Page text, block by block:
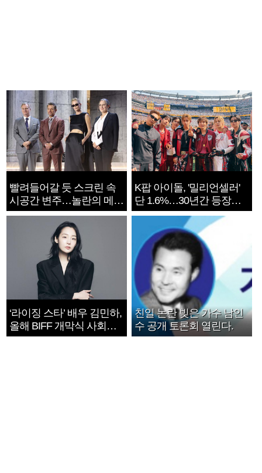
빨려들어갈 듯 스크린 속
시공간 변주…놀란의 메시
지는 ‘전쟁 속죄’
K팝 아이돌, '밀리언셀러'
단 1.6%…30년간 등장
1182개팀 전수조사
‘라이징 스타’ 배우 김민하,
올해 BIFF 개막식 사회자
확정
친일 논란 빚은 가수 남인
수 공개 토론회 열린다.